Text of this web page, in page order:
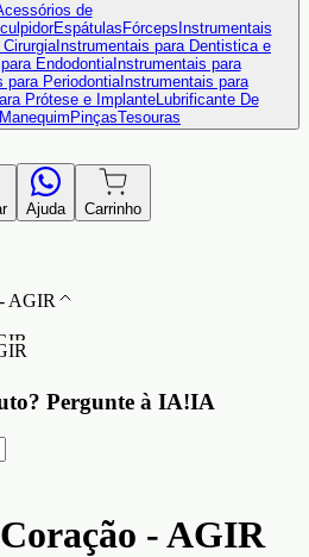
de
Espátulas Fórceps Instrumentais
Instrumentais para Dentistica e
EndodontiaInstrumentais para
para PeriodontiaInstrumentais para
Prótese e ImplanteLubrificante De
Manequim PinçasTesouras
Ajuda Carrinho
AGIR
Pergunte à IA!IA
- AGIR